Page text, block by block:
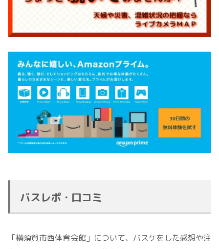
バスレポ・口コミ
「横須賀市西体育会館」について、バスケをした感想や注